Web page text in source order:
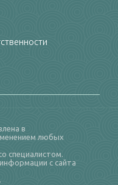
в
любых
специалистом.
с сайта